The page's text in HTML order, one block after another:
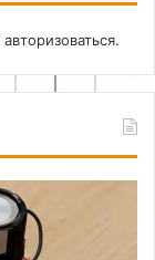
авторизоваться.